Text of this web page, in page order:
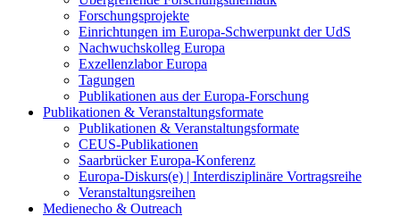
Forschungsprojekte
Einrichtungen im Europa-Schwerpunkt der UdS
Nachwuchskolleg Europa
Exzellenzlabor Europa
Tagungen
Publikationen aus der Europa-Forschung
Publikationen & Veranstaltungsformate
Publikationen & Veranstaltungsformate
CEUS-Publikationen
Saarbrücker Europa-Konferenz
Europa-Diskurs(e) | Interdisziplinäre Vortragsreihe
Veranstaltungsreihen
Medienecho & Outreach